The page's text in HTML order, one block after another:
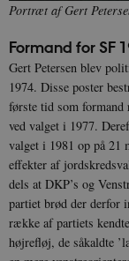
Portræt af Gert
Formand for SF
Gert Petersen blev
1974. Disse poster
første tid som formand
ved valget i 1977.
valget i 1981 op på 21
effekter af
dels at DKP’s og
partiet brød der derfor
række af partiets
højrefløj, de såkaldte